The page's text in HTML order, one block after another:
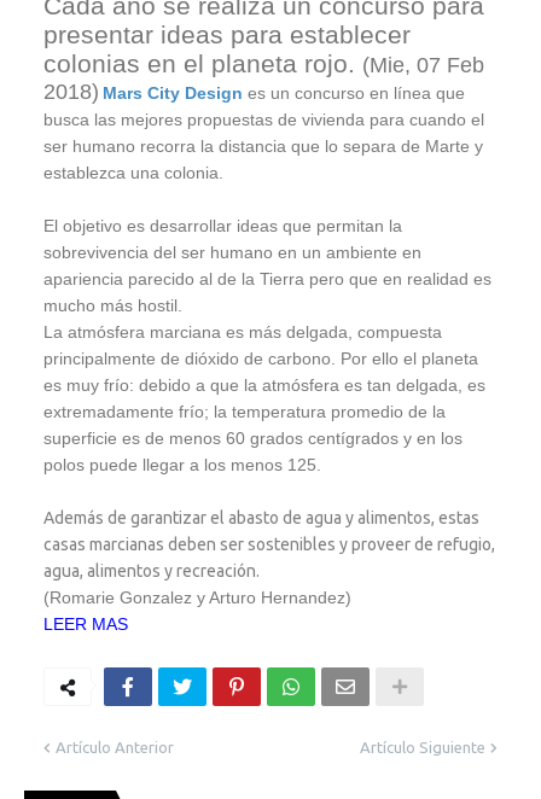
presentar ideas para establecer
colonias en el planeta rojo. (Mie, 07 Feb
2018) Mars City Design es un concurso en línea que
busca las mejores propuestas de vivienda para cuando el
ser humano recorra la distancia que lo separa de Marte y
establezca una colonia.
El objetivo es desarrollar ideas que permitan la
sobrevivencia del ser humano en un ambiente en
apariencia parecido al de la Tierra pero que en realidad es
mucho más hostil.
La atmósfera marciana es más delgada, compuesta
principalmente de dióxido de carbono. Por ello el planeta
es muy frío: debido a que la atmósfera es tan delgada, es
extremadamente frío; la temperatura promedio de la
superficie es de menos 60 grados centígrados y en los
polos puede llegar a los menos 125.
Además de garantizar el abasto de agua y alimentos, estas
casas marcianas deben ser sostenibles y proveer de refugio,
agua, alimentos y recreación.
(Romarie Gonzalez y Arturo Hernandez)
LEER MAS
Artículo Anterior Artículo Siguiente